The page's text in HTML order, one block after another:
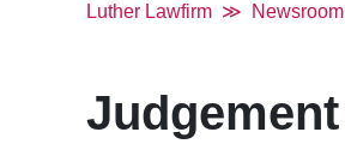
Luther Lawfirm Newsroom
Judgement